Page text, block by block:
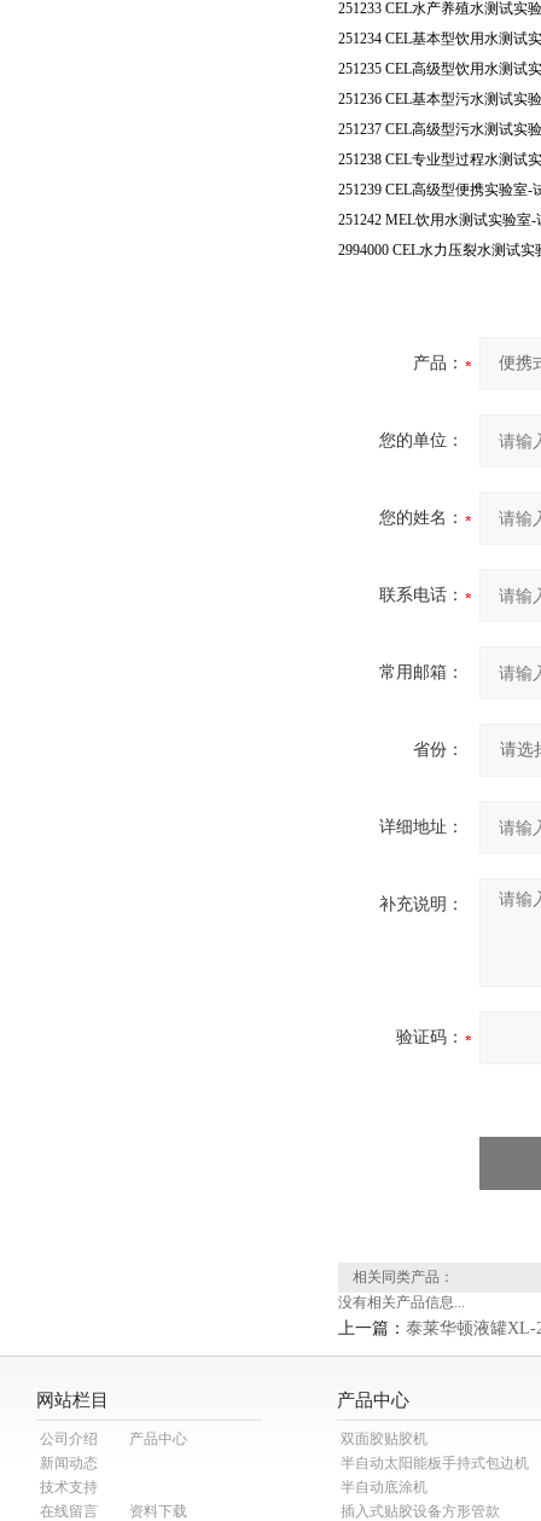
251233 CEL水产养殖水测试实
251234 CEL基本型饮用水测试
251235 CEL高级型饮用水测试
251236 CEL基本型污水测试实
251237 CEL高级型污水测试实
251238 CEL专业型过程水测试
251239 CEL高级型便携实验室-
251242 MEL饮用水测试实验室-
2994000 CEL水力压裂水测试实
产品：
您的单位：
您的姓名：
联系电话：
常用邮箱：
省份：
详细地址：
补充说明：
验证码：
相关同类产品：
没有相关产品信息...
上一篇： 泰莱华顿液罐XL-
网站栏目
公司介绍
产品中心
新闻动态
技术支持
在线留言
资料下载
产品中心
双面胶贴胶机
半自动太阳能板手持式包边机
半自动底涂机
插入式贴胶设备方形管款